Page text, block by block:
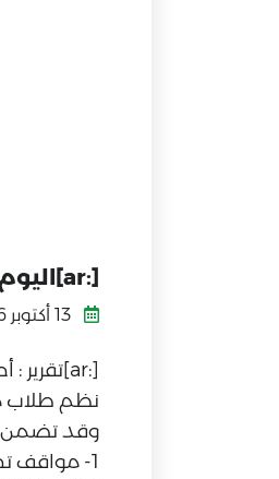
[:ar]اليوم العالمي للصحة النفسية بمتوسطة أبها الأهلية [:]
[:ar]تقرير : أحمد بن ناصر الرازحي
نظم طلاب
وقد تضمن
1- مواقف تخلق الضغط النفسي